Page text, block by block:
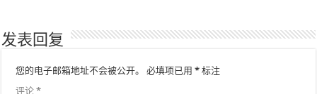
发表回复
您的电子邮箱地址不会被公开。 必填项已用* 标注
评论*